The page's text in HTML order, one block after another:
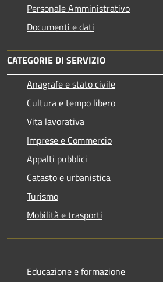
Personale Amministrativo
Documenti e dati
CATEGORIE DI SERVIZIO
Anagrafe e stato civile
Cultura e tempo libero
Vita lavorativa
Imprese e Commercio
Appalti pubblici
Catasto e urbanistica
Turismo
Mobilità e trasporti
Educazione e formazione